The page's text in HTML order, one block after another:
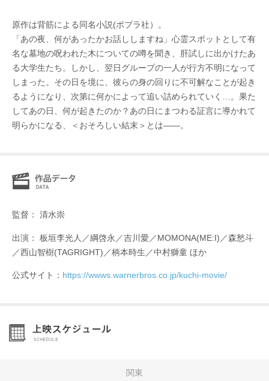
原作は背筋による同名小説(ポプラ社）。
「あの夜、何があったかお話ししますね」心霊スポットとして有
名な墓地の呪われた木についての噂を聞き、肝試しに出かけたあ
る大学生たち。しかし、翌日グループの一人が行方不明になって
しまった。その日を境に、彼らの身の回りに不可解なことが起き
るようになり、次第に何かによって追い詰められていく…。果た
してあの日、何が起きたのか？あの日にまつわる証言に導かれて
明らかになる、＜おそろしい結末＞とは――。
監督： 清水崇
出演： 板垣李光人／綱啓永／吉川愛／MOMONA(ME:I)／森愁斗
／西山智樹(TAGRIGHT)／柄本時生／中村獅童 ほか
公式サイト： https://wwws.warnerbros.co.jp/kuchi-movie/
関東